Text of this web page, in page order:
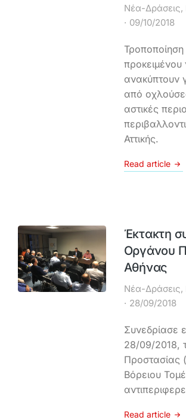
Νέα-Δράσεις,
09/10/2018
προκειμένου
ανακύπτουν
από
αστικές
Αττικής.
Read article
Έκτακτη
Οργάνου
Αθήνας
Νέα-Δράσεις,
28/09/2018
Συνεδρίασε
28/09/2018,
Προστασίας
Βόρειου
Read article